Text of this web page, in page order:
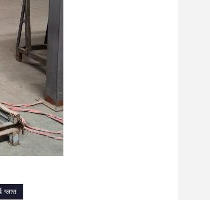
ग्लास